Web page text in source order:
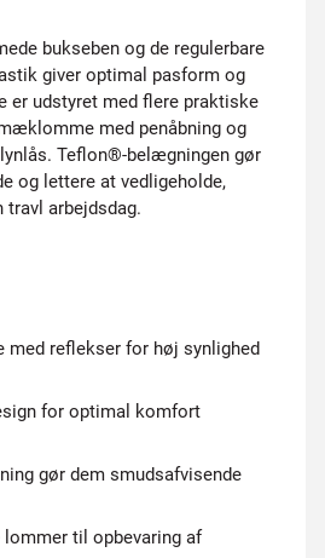
bukseben og de regulerbare
giver optimal pasform og
er udstyret med flere praktiske
med penåbning og
Teflon®-belægningen gør
og lettere at vedligeholde,
travl arbejdsdag.
med reflekser for høj synlighed
for optimal komfort
gør dem smudsafvisende
lommer til opbevaring af